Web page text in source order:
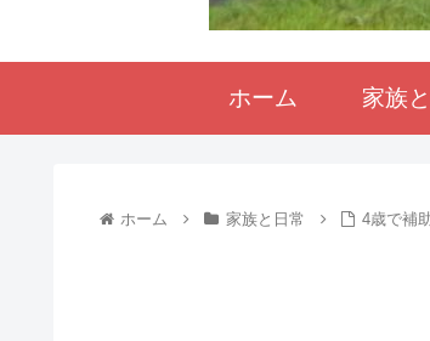
ホーム 家族
ホーム 家族と日常 4歳で補